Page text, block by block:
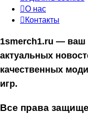
О нас
Контакты
1smerch1.ru — ваш
актуальных
качественных
игр.
Все права